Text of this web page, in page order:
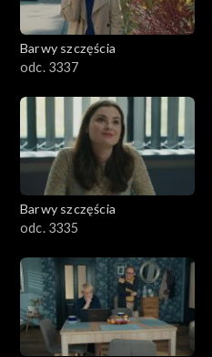
Barwy szczęścia
odc. 3337
Barwy szczęścia
odc. 3335